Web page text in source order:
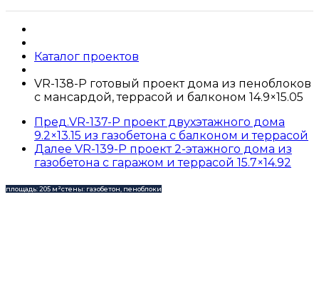
Каталог проектов
VR-138-P готовый проект дома из пеноблоков
с мансардой, террасой и балконом 14.9×15.05
Пред.VR-137-P проект двухэтажного дома
9.2×13.15 из газобетона с балконом и террасой
Далее VR-139-P проект 2-этажного дома из
газобетона с гаражом и террасой 15.7×14.92
площадь: 205 м²стены: газобетон, пеноблоки